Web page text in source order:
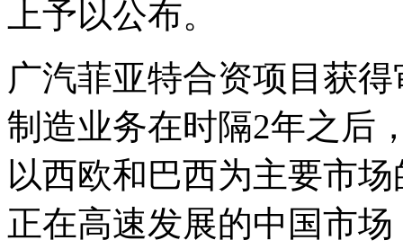
上予以公布。
广汽菲亚特合资项目获
制造业务在时隔2年之后
以西欧和巴西为主要市
正在高速发展的中国市